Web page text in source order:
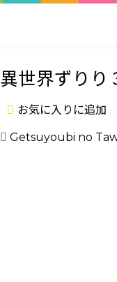
異世界ずりり
お気に入りに追加
Getsuyoubi no